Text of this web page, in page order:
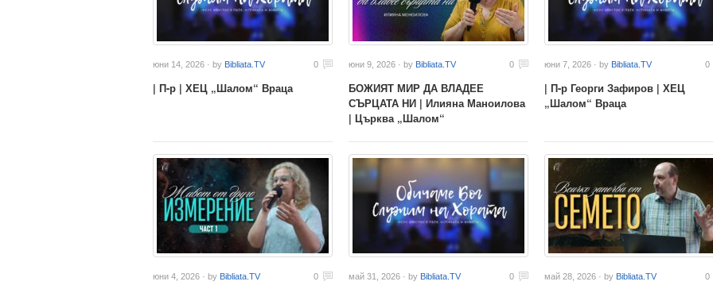
юни 14, 2026 · by Bibliata.TV 0
| П-р | ХЕЦ „Шалом“ Враца
юни 9, 2026 · by Bibliata.TV 0
БОЖИЯТ МИР ДА ВЛАДЕЕ
СЪРЦАТА НИ | Илияна Маноилова
| Църква „Шалом“
юни 7, 2026 · by Bibliata.TV 0
| П-р Георги Зафиров | ХЕЦ
„Шалом“ Враца
юни 4, 2026 · by Bibliata.TV 0 май 31, 2026 · by Bibliata.TV 0 май 28, 2026 · by Bibliata.TV 0